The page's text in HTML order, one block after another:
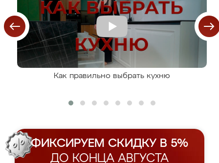
Как правильно выбрать кухню
ФИКСИРУЕМ СКИДКУ В 5%
ДО КОНЦА АВГУСТА